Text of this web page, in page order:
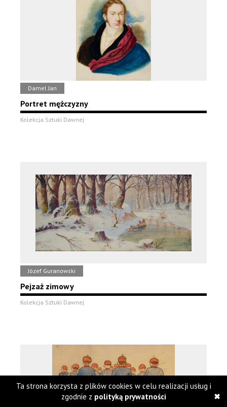
Damel Jan
Portret mężczyzny
Kolekcja Sztuki Dawnej
Józef Guranowski
Pejzaż zimowy
Kolekcja Sztuki Dawnej
Ta strona korzysta z plików cookies w celu realizacji usług i
zgodnie z polityką prywatności